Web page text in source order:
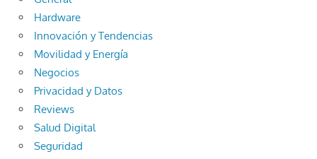
Hardware
Innovación y Tendencias
Movilidad y Energía
Negocios
Privacidad y Datos
Reviews
Salud Digital
Seguridad